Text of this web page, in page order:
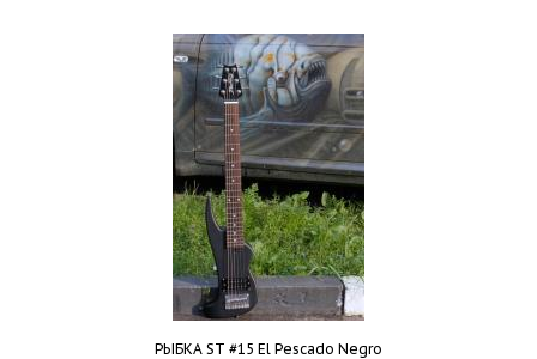
РЫБКА ST #15 El Pescado Negro